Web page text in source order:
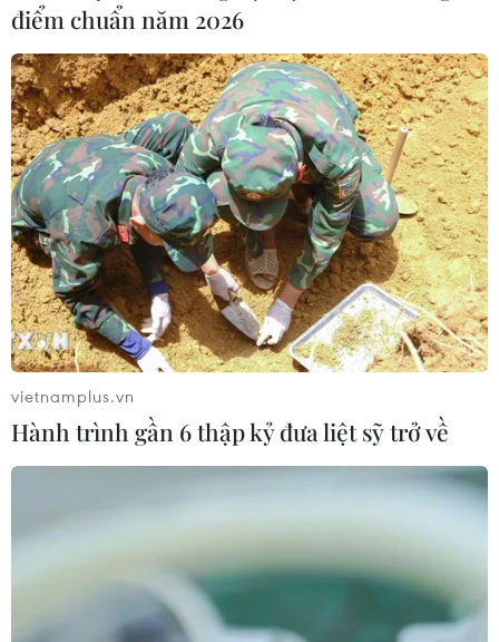
điểm chuẩn năm 2026
vietnamplus.vn
Hành trình gần 6 thập kỷ đưa liệt sỹ trở về